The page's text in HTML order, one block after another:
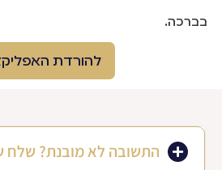
בברכה.
להורדת
התשובה לא מובנת? שלח